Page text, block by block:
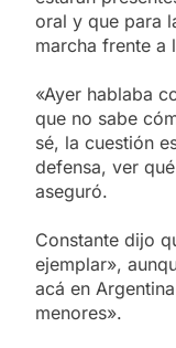
oral y que para
marcha frente a
«Ayer hablaba
que no sabe
sé, la cuestión
defensa, ver
aseguró.
Constante dijo
ejemplar»,
acá en
menores».